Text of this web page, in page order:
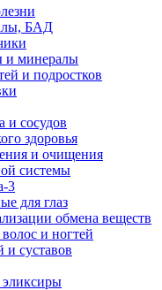
БАД
и минералы
и подростков
и сосудов
здоровья
и очищения
системы
3
для глаз
обмена веществ
и ногтей
и суставов